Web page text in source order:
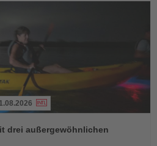
drei außergewöhnlichen